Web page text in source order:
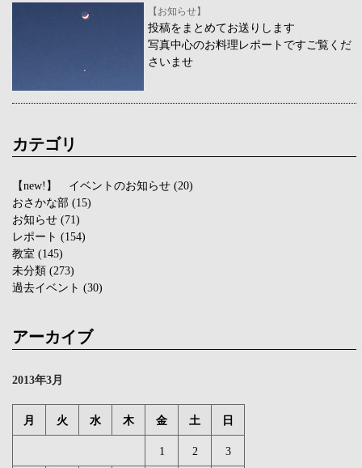
【お知らせ】
投稿をまとめてお送りします
写真中心のお料理レポートですご覧くだ
さいませ
カテゴリ
【new!】 イベントのお知らせ (20)
おさかな部 (15)
お知らせ (71)
レポート (154)
教室 (145)
未分類 (273)
過去イベント (30)
アーカイブ
2013年3月
月 火 水 木 金 土 日
1 2 3